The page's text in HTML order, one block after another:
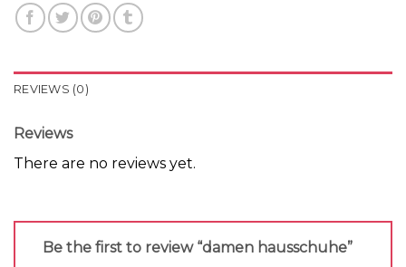
REVIEWS (0)
Reviews
There are no reviews yet.
Be the first to review “damen hausschuhe”